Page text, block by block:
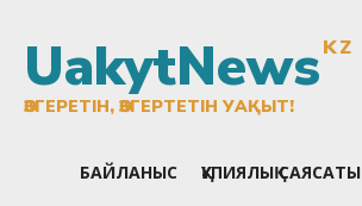
UakytNewsKZ
ӨЗГЕРЕТІН, ӨЗГЕРТЕТІН УАҚЫТ!
БАЙЛАНЫС ҚҰПИЯЛЫҚ САЯСАТЫ